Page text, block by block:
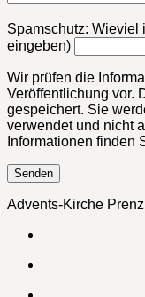
Bitte lasse dieses
Spamschutz: Wieviel
eingeben)
Wir prüfen die
Veröffentlichung vor.
gespeichert. Sie
verwendet und nicht
Informationen finden
Advents-Kirche